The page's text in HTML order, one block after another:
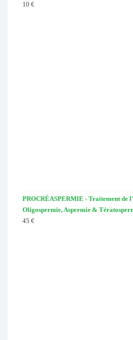
10 €
PROCRÉASPERMIE - Traitement de
Oligospermie, Aspermie &
45 €